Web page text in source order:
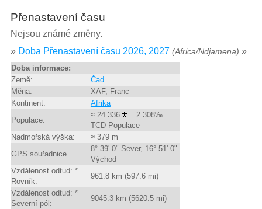
Přenastavení času
Nejsou známé změny.
» Doba Přenastavení času 2026, 2027 (Africa/Ndjamena) »
Doba informace:
Země:
Čad
Měna:
XAF, Franc
Kontinent:
Afrika
Populace:
≈ 24 336
= 2.308‰
TCD Populace
Nadmořská výška:
≈ 379 m
GPS souřadnice
8° 39' 0" Sever, 16° 51' 0"
Východ
Vzdálenost odtud: *
Rovník:
961.8 km (597.6 mi)
Vzdálenost odtud: *
Severní pól:
9045.3 km (5620.5 mi)